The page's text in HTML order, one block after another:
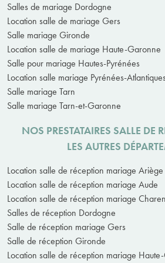
Salles de mariage Dordogne
Location salle de mariage Gers
Salle mariage Gironde
Location salle de mariage Haute-Garonne
Salle pour mariage Hautes-Pyrénées
Location salle mariage Pyrénées-Atlantiques
Salle mariage Tarn
Salle mariage Tarn-et-Garonne
NOS PRESTATAIRES SALLE DE
LES AUTRES
Location salle de réception mariage Ariège
Location salle de réception mariage Aude
Location salle de réception mariage
Salles de réception Dordogne
Salle de réception mariage Gers
Salle de réception Gironde
Location salle de réception mariage